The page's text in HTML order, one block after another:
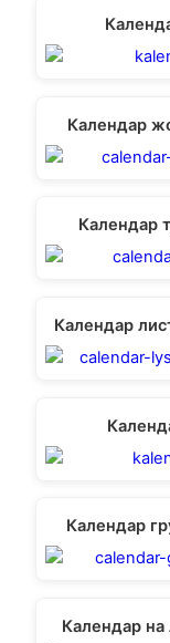
Календар
Календар
Календар
Календар
Календар на